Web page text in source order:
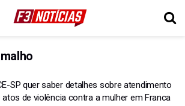
SP quer saber detalhes sobre atendimento
atos de violência contra a mulher em Franca